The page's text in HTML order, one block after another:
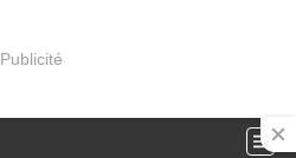
Publicité